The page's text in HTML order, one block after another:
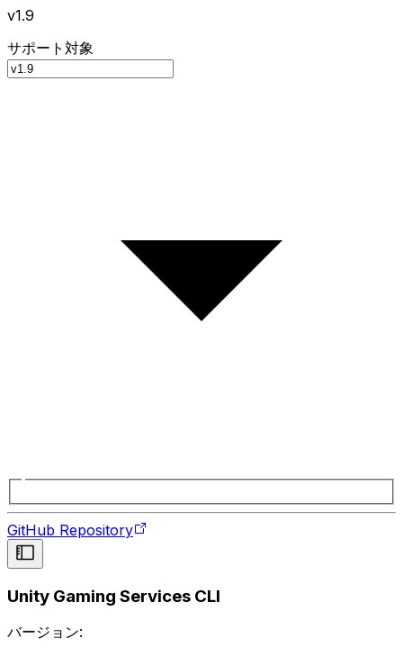
v1.9
サポート対象
GitHub Repository
Unity Gaming Services CLI
バージョン: